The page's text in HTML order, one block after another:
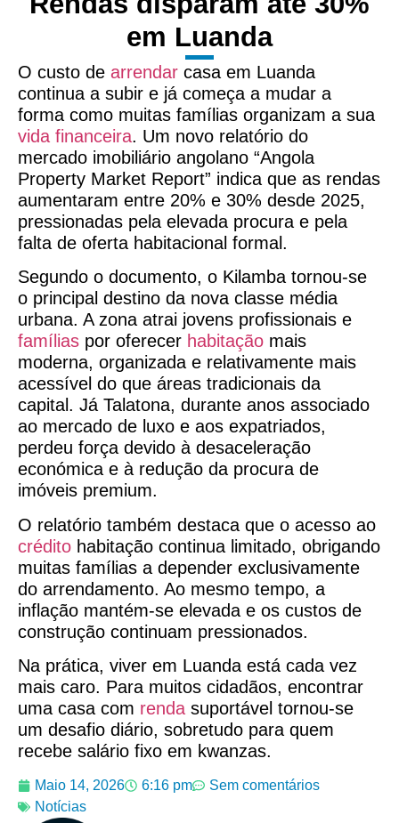
em Luanda
O custo de arrendar casa em Luanda
continua a subir e já começa a mudar a
forma como muitas famílias organizam a sua
vida financeira. Um novo relatório do
mercado imobiliário angolano “Angola
Property Market Report” indica que as rendas
aumentaram entre 20% e 30% desde 2025,
pressionadas pela elevada procura e pela
falta de oferta habitacional formal.
Segundo o documento, o Kilamba tornou-se
o principal destino da nova classe média
urbana. A zona atrai jovens profissionais e
famílias por oferecer habitação mais
moderna, organizada e relativamente mais
acessível do que áreas tradicionais da
capital. Já Talatona, durante anos associado
ao mercado de luxo e aos expatriados,
perdeu força devido à desaceleração
económica e à redução da procura de
imóveis premium.
O relatório também destaca que o acesso ao
crédito habitação continua limitado, obrigando
muitas famílias a depender exclusivamente
do arrendamento. Ao mesmo tempo, a
inflação mantém-se elevada e os custos de
construção continuam pressionados.
Na prática, viver em Luanda está cada vez
mais caro. Para muitos cidadãos, encontrar
uma casa com renda suportável tornou-se
um desafio diário, sobretudo para quem
recebe salário fixo em kwanzas.
Maio 14, 2026 6:16 pm
Sem comentários
Notícias